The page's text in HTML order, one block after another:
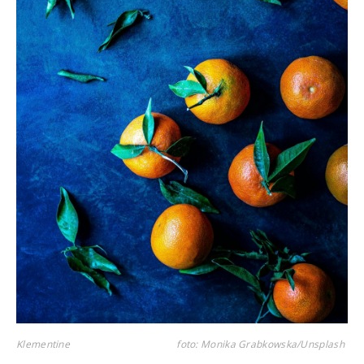
Klementine foto: Monika Grabkowska/Unsplash